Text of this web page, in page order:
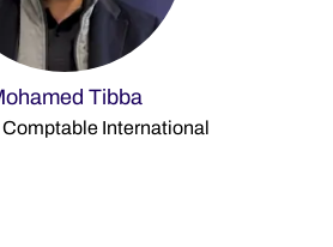
Tibba
International